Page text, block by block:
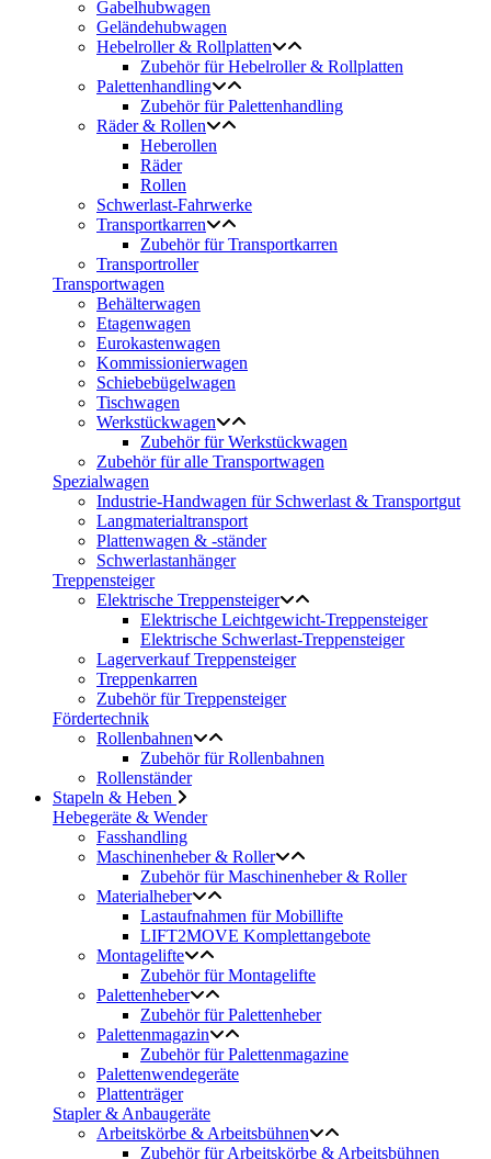
Gabelhubwagen
Geländehubwagen
Hebelroller & Rollplatten
Zubehör für Hebelroller & Rollplatten
Palettenhandling
Zubehör für Palettenhandling
Räder & Rollen
Heberollen
Räder
Rollen
Schwerlast-Fahrwerke
Transportkarren
Zubehör für Transportkarren
Transportroller
Transportwagen
Behälterwagen
Etagenwagen
Eurokastenwagen
Kommissionierwagen
Schiebebügelwagen
Tischwagen
Werkstückwagen
Zubehör für Werkstückwagen
Zubehör für alle Transportwagen
Spezialwagen
Industrie-Handwagen für Schwerlast & Transportgut
Langmaterialtransport
Plattenwagen & -ständer
Schwerlastanhänger
Treppensteiger
Elektrische Treppensteiger
Elektrische Leichtgewicht-Treppensteiger
Elektrische Schwerlast-Treppensteiger
Lagerverkauf Treppensteiger
Treppenkarren
Zubehör für Treppensteiger
Fördertechnik
Rollenbahnen
Zubehör für Rollenbahnen
Rollenständer
Stapeln & Heben
Hebegeräte & Wender
Fasshandling
Maschinenheber & Roller
Zubehör für Maschinenheber & Roller
Materialheber
Lastaufnahmen für Mobillifte
LIFT2MOVE Komplettangebote
Montagelifte
Zubehör für Montagelifte
Palettenheber
Zubehör für Palettenheber
Palettenmagazin
Zubehör für Palettenmagazine
Palettenwendegeräte
Plattenträger
Stapler & Anbaugeräte
Arbeitskörbe & Arbeitsbühnen
Zubehör für Arbeitskörbe & Arbeitsbühnen